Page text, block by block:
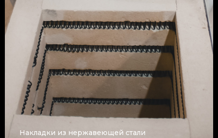
Накладки из нержавеющей стали